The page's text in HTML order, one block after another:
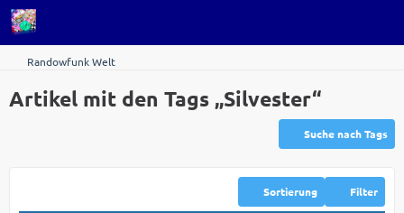
Randowfunk Welt
Artikel mit den Tags „Silvester“
Suche nach Tags
Sortierung Filter